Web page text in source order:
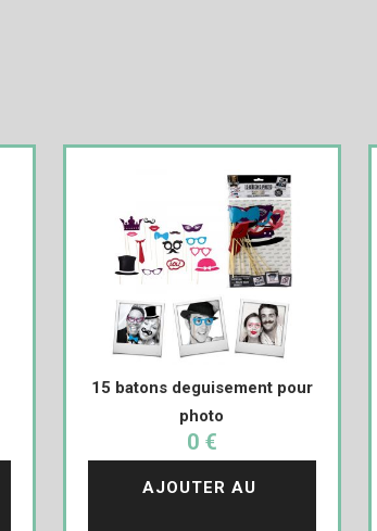
15 batons deguisement pour
photo
0 €
AJOUTER AU